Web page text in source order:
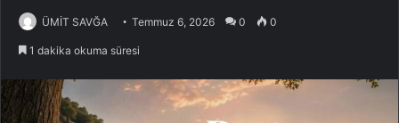
ÜMİT SAVĞA Temmuz 6, 2026 0 0
1 dakika okuma süresi